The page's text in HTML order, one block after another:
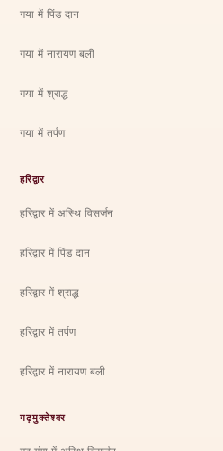
गया में पिंड दान
गया में नारायण बली
गया में श्राद्ध
गया में तर्पण
हरिद्वार
हरिद्वार में अस्थि विसर्जन
हरिद्वार में पिंड दान
हरिद्वार में श्राद्ध
हरिद्वार में तर्पण
हरिद्वार में नारायण बली
गढ़मुक्तेश्वर